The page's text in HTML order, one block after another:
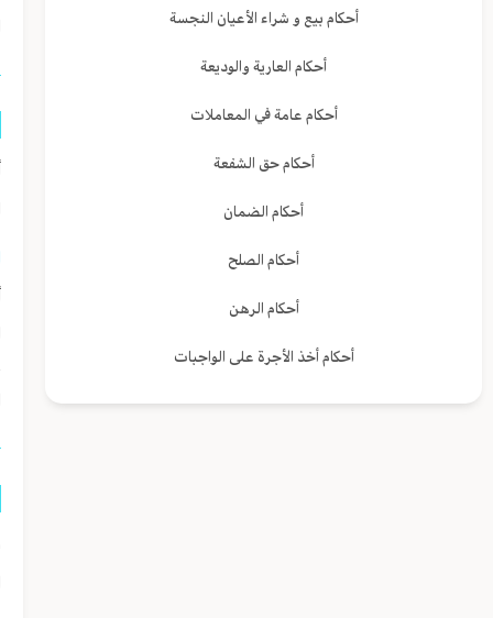
أحكام بيع و شراء الأعيان النجسة
أحكام العارية والوديعة
أحكام عامة في المعاملات
أحكام حق الشفعة
أحكام الضمان
أحكام الصلح
أحكام الرهن
أحكام أخذ الأجرة على الواجبات